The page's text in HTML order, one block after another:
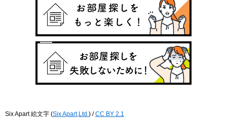
Six Apart 絵文字 (Six Apart,Ltd. ) /CC BY 2.1